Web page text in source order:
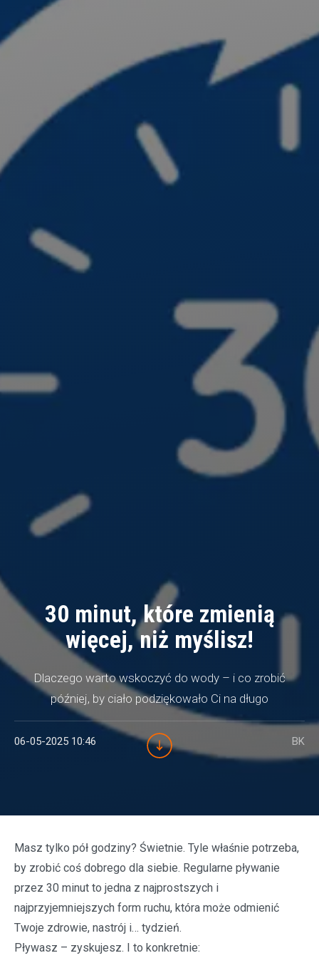
30 minut, które zmienią
więcej, niż myślisz!
Dlaczego warto wskoczyć do wody – i co zrobić
później, by ciało podziękowało Ci na długo
06-05-2025 10:46 BK
Masz tylko pół godziny? Świetnie. Tyle właśnie potrzeba,
by zrobić coś dobrego dla siebie. Regularne pływanie
przez 30 minut to jedna z najprostszych i
najprzyjemniejszych form ruchu, która może odmienić
Twoje zdrowie, nastrój i… tydzień.
Pływasz – zyskujesz. I to konkretnie: